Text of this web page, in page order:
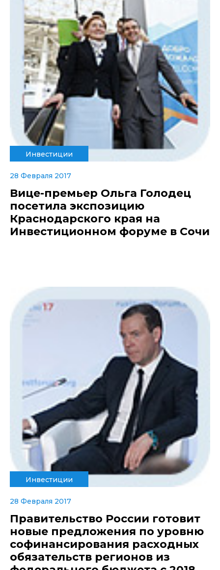
Инвестиции
28 Февраля 2017
Вице-премьер Ольга Голодец
посетила экспозицию
Краснодарского края на
Инвестиционном форуме в Сочи
Инвестиции
28 Февраля 2017
Правительство России готовит
новые предложения по уровню
софинансирования расходных
обязательств регионов из